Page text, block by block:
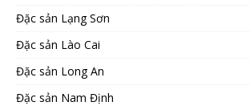
Đặc sản Lạng Sơn
Đặc sản Lào Cai
Đặc sản Long An
Đặc sản Nam Định